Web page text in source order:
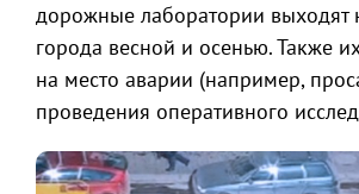
дорожные лаборатории выходят
города весной и осенью. Также
на место аварии (например,
проведения оперативного